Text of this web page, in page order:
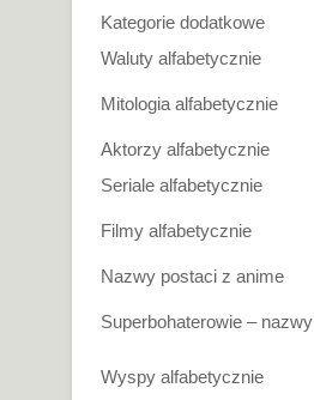
Kategorie dodatkowe
Waluty alfabetycznie
Mitologia alfabetycznie
Aktorzy alfabetycznie
Seriale alfabetycznie
Filmy alfabetycznie
Nazwy postaci z anime
Superbohaterowie – nazwy
Wyspy alfabetycznie